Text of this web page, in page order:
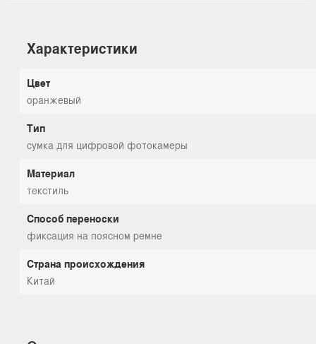
Характеристики
Цвет
оранжевый
Тип
сумка для цифровой фотокамеры
Материал
текстиль
Способ переноски
фиксация на поясном ремне
Страна происхождения
Китай